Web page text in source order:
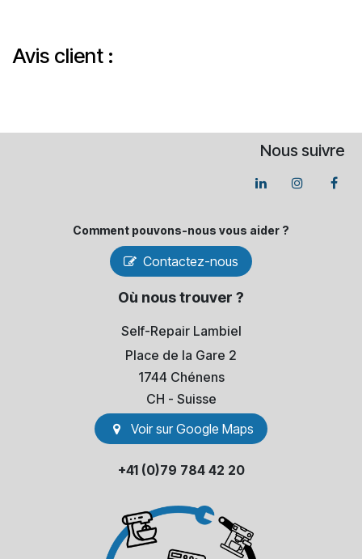
Avis client :
Nous suivre
Comment pouvons-​nous vous aider ?
Contactez-nous
Où nous trouver ?
Self-Repair Lambiel
Place de la Gare 2
1744 Chénens
​CH - Suisse
Voir sur Go​​ogle Maps
+41 (0)79 784 42 20